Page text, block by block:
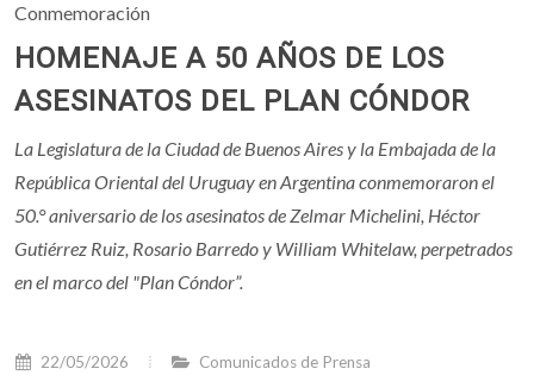
Conmemoración
HOMENAJE A 50 AÑOS DE LOS
ASESINATOS DEL PLAN CÓNDOR
La Legislatura de la Ciudad de Buenos Aires y la Embajada de la
República Oriental del Uruguay en Argentina conmemoraron el
50.° aniversario de los asesinatos de Zelmar Michelini, Héctor
Gutiérrez Ruiz, Rosario Barredo y William Whitelaw, perpetrados
en el marco del "Plan Cóndor”.
22/05/2026 Comunicados de Prensa